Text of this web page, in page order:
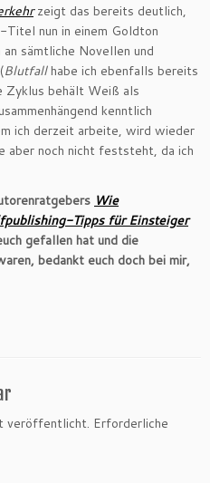
zeigt das bereits deutlich,
nun in einem Goldton
sämtliche Novellen und
Blutfallhabe ich ebenfalls bereits
Zyklus behält Weiß als
kenntlich
ich derzeit arbeite, wird wieder
aber noch nicht feststeht, da ich
Wie
Tipps für Einsteiger
gefallen hat und die
bedankt euch doch bei mir,
veröffentlicht. Erforderliche